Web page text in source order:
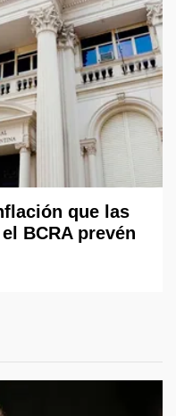
que las
BCRA prevén